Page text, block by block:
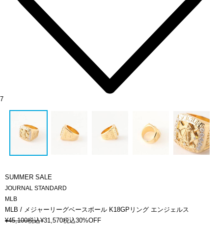
7
SUMMER SALE
JOURNAL STANDARD
MLB
MLB / メジャーリーグベースボール K18GPリング エンジェルス
¥45,100税込¥31,570税込30%OFF